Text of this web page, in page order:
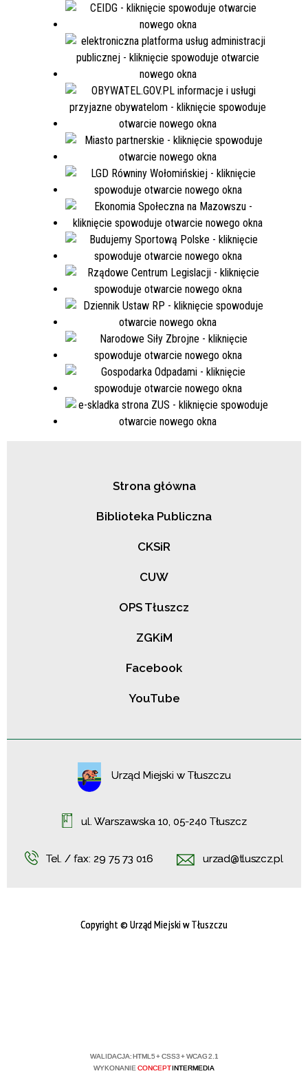
Strona główna
Biblioteka Publiczna
CKSiR
CUW
OPS Tłuszcz
ZGKiM
Facebook
YouTube
Urząd Miejski w Tłuszczu
ul. Warszawska 10, 05-240 Tłuszcz
Tel. / fax:29 75 73 016 urzad@tluszcz.pl
Copyright © Urząd Miejski w Tłuszczu
WALIDACJA:HTML5+CSS3+WCAG 2.1
WYKONANIE CONCEPTINTERMEDIA